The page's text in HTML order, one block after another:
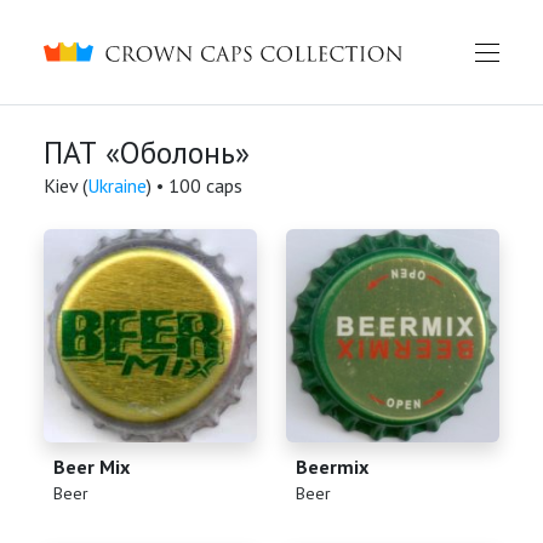
Crown caps collection
ПАТ «Оболонь»
Kiev (Ukraine) • 100 caps
Beer Mix
(Beer)
Beermix
(Beer)